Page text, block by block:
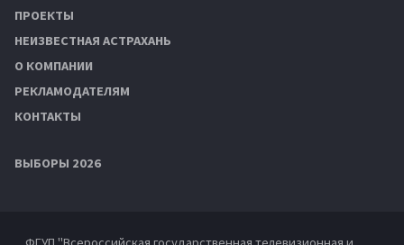
ПРОЕКТЫ
НЕИЗВЕСТНАЯ АСТРАХАНЬ
О КОМПАНИИ
РЕКЛАМОДАТЕЛЯМ
КОНТАКТЫ
ВЫБОРЫ 2026